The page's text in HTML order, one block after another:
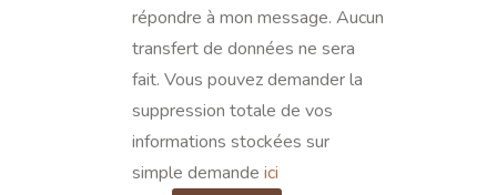
répondre à mon message. Aucun
transfert de données ne sera
fait. Vous pouvez demander la
suppression totale de vos
informations stockées sur
simple demande ici